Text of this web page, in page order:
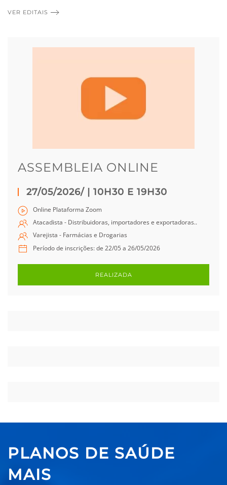
VER EDITAIS
ASSEMBLEIA ONLINE
27/05/2026/| 10H30 E 19H30
Online Plataforma Zoom
Atacadista - Distribuidoras, importadores e exportadoras..
Varejista - Farmácias e Drogarias
Período de inscrições: de 22/05 a 26/05/2026
REALIZADA
PLANOS DE SAÚDE
MAIS